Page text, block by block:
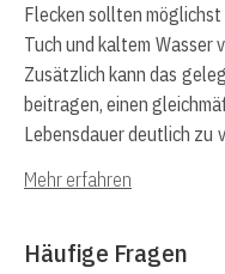
Flecken sollten
Tuch und kaltem
Zusätzlich kann das
beitragen, einen
Lebensdauer deutlich zu
Mehr erfahren
Häufige Fragen